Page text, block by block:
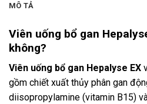
MÔ TẢ
Viên uống bổ gan
không?
Viên uống bổ gan Hepalyse EX
gồm chiết xuất thủy phân gan
diisopropylamine (vitamin B15)